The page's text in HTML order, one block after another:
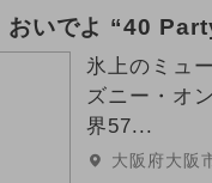
おいでよ “40
氷上のミュ
ズニー・オ
界57...
大阪府大阪